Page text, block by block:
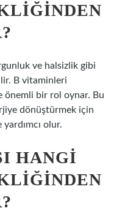
ve halsizlik gibi
B vitaminleri
önemli bir rol oynar. Bu
dönüştürmek için
olur.
HANGI